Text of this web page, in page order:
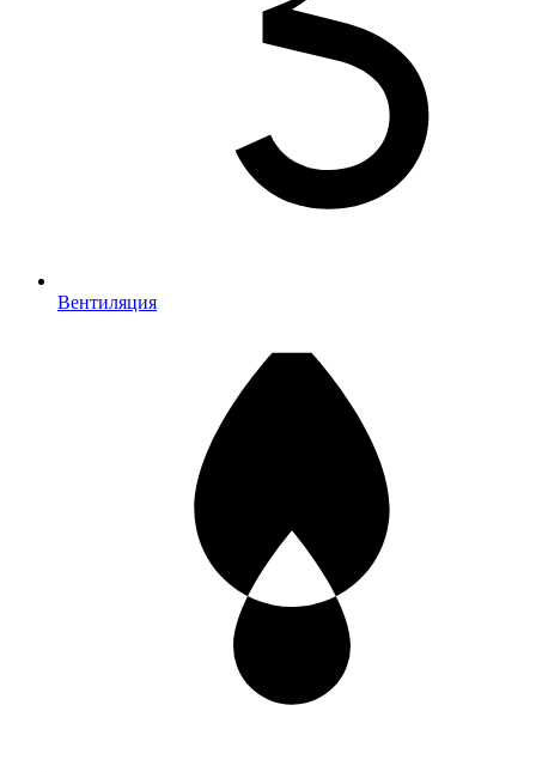
Вентиляция